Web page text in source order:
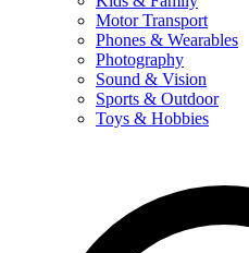
Motor Transport
Phones & Wearables
Photography
Sound & Vision
Sports & Outdoor
Toys & Hobbies